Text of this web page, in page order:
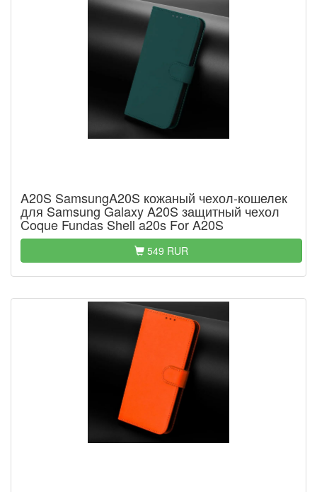
A20S SamsungA20S кожаный чехол-кошелек
для Samsung Galaxy A20S защитный чехол
Coque Fundas Shell a20s For A20S
549 RUR